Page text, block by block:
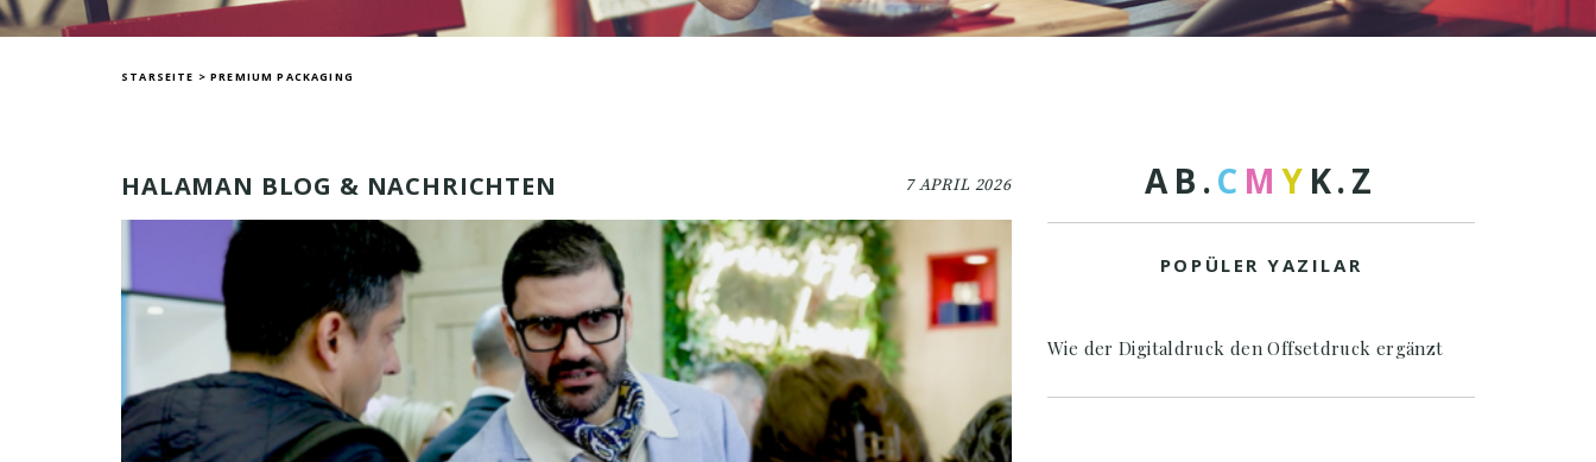
STARSEITE >PREMIUM PACKAGING
HALAMAN BLOG & NACHRICHTEN 7 APRIL 2026 AB .C M Y K.Z
POPÜLER YAZILAR
Wie der Digitaldruck den Offsetdruck ergänzt